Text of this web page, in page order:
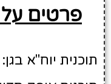
פרטים על
תוכנית יוח"א